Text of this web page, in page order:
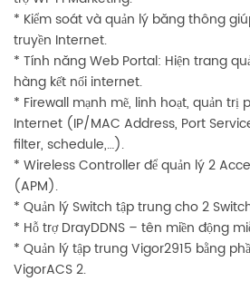
* Kiểm soát và quản lý băng thông
truyền Internet.
* Tính năng Web Portal: Hiện trang
hàng kết nối internet.
* Firewall mạnh mẽ, linh hoạt, quản trị
Internet (IP/MAC Address, Port
filter, schedule,…).
* Wireless Controller để quản lý 2
(APM).
* Quản lý Switch tập trung cho 2
* Hỗ trợ DrayDDNS – tên miền động
* Quản lý tập trung Vigor2915 bằng
VigorACS 2.